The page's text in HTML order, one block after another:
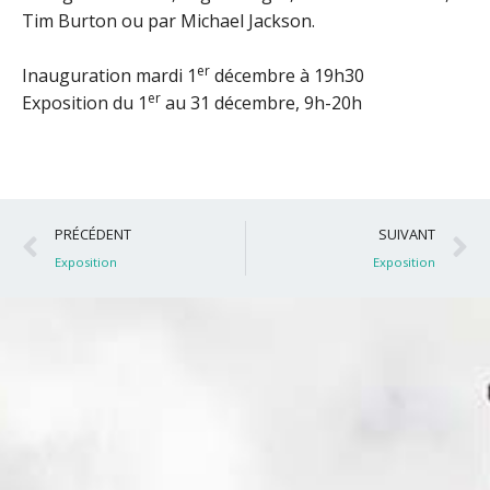
Tim Burton ou par Michael Jackson.
Inauguration mardi 1 er décembre à 19h30
Exposition du 1 er au 31 décembre, 9h-20h
Précédent
PRÉCÉDENT
Exposition
SUIVANT
Exposition